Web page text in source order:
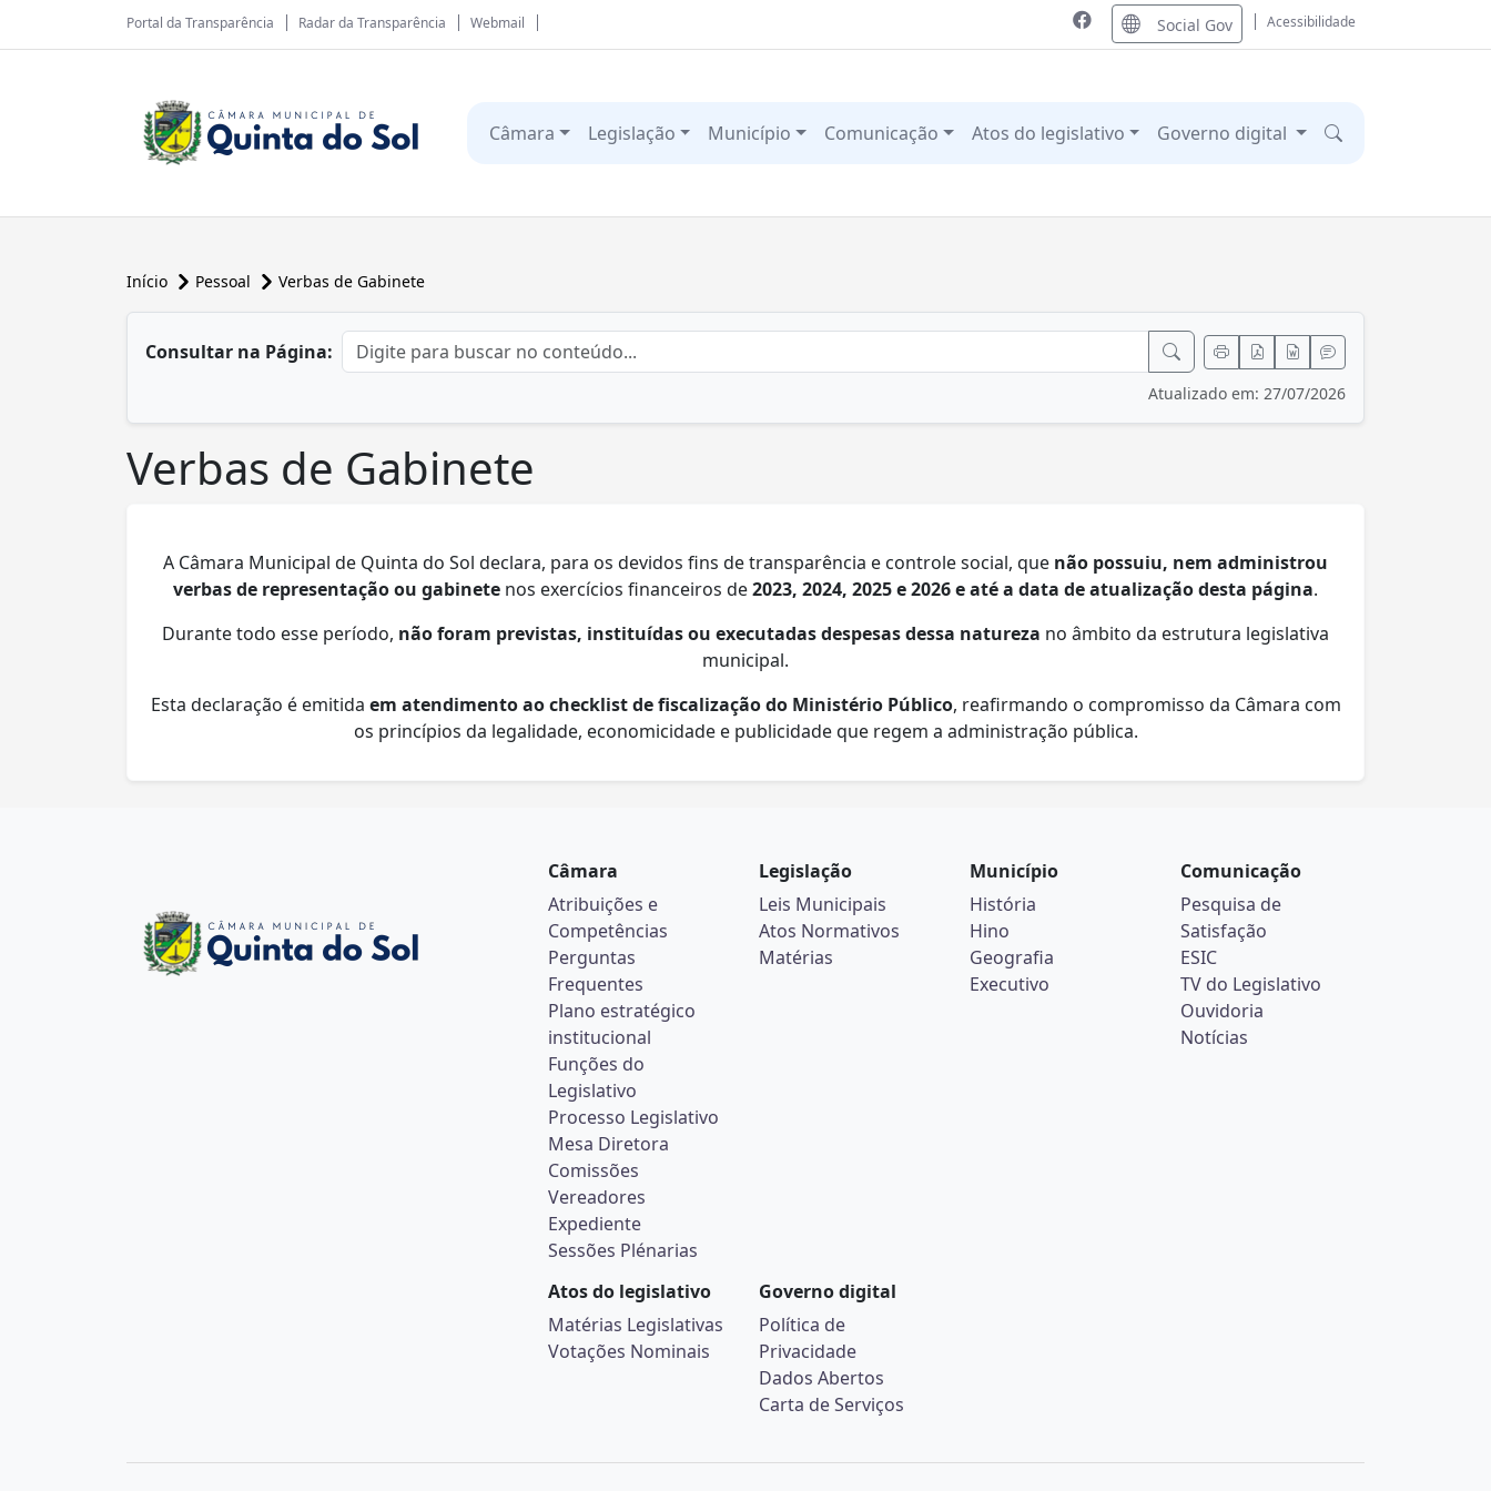
Portal da Transparência Radar da Transparência Webmail Social Gov Acessibilidade
Câmara Legislação Município Comunicação Atos do legislativo Governo digital
Início Pessoal Verbas de Gabinete
Consultar na Página:
Atualizado em: 27/07/2026
Verbas de Gabinete
A Câmara Municipal de Quinta do Sol declara, para os devidos fins de transparência e controle social, que não possuiu, nem administrou
verbas de representação ou gabinete nos exercícios financeiros de2023, 2024, 2025 e 2026 e até a data de atualização desta página.
Durante todo esse período, não foram previstas, instituídas ou executadas despesas dessa natureza no âmbito da estrutura legislativa
municipal.
Esta declaração é emitida em atendimento ao checklist de fiscalização do Ministério Público, reafirmando o compromisso da Câmara com
os princípios da legalidade, economicidade e publicidade que regem a administração pública.
Câmara
Atribuições e
Competências
Perguntas
Frequentes
Plano estratégico
institucional
Funções do
Legislativo
Processo Legislativo
Mesa Diretora
Comissões
Vereadores
Expediente
Sessões Plénarias
Legislação
Leis Municipais
Atos Normativos
Matérias
Município
História
Hino
Geografia
Executivo
Comunicação
Pesquisa de
Satisfação
ESIC
TV do Legislativo
Ouvidoria
Notícias
Atos do legislativo
Matérias Legislativas
Votações Nominais
Governo digital
Política de
Privacidade
Dados Abertos
Carta de Serviços